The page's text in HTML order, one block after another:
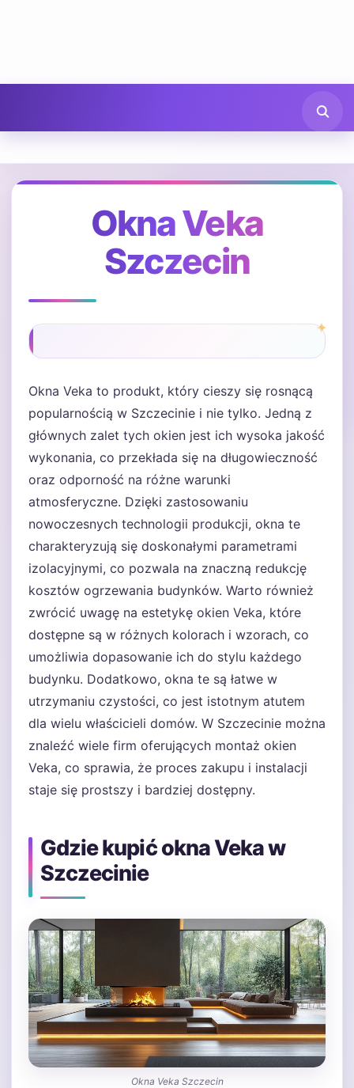
Okna Veka
Szczecin
Okna Veka to produkt, który cieszy się rosnącą
popularnością w Szczecinie i nie tylko. Jedną z
głównych zalet tych okien jest ich wysoka jakość
wykonania, co przekłada się na długowieczność
oraz odporność na różne warunki
atmosferyczne. Dzięki zastosowaniu
nowoczesnych technologii produkcji, okna te
charakteryzują się doskonałymi parametrami
izolacyjnymi, co pozwala na znaczną redukcję
kosztów ogrzewania budynków. Warto również
zwrócić uwagę na estetykę okien Veka, które
dostępne są w różnych kolorach i wzorach, co
umożliwia dopasowanie ich do stylu każdego
budynku. Dodatkowo, okna te są łatwe w
utrzymaniu czystości, co jest istotnym atutem
dla wielu właścicieli domów. W Szczecinie można
znaleźć wiele firm oferujących montaż okien
Veka, co sprawia, że proces zakupu i instalacji
staje się prostszy i bardziej dostępny.
Gdzie kupić okna Veka w
Szczecinie
Okna Veka Szczecin